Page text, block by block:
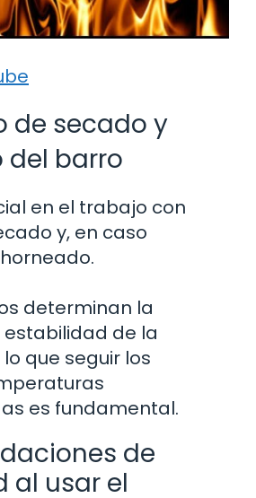
de secado y
del barro
en el trabajo con
y, en caso
determinan la
de la
que seguir los
es fundamental.
de
al usar el